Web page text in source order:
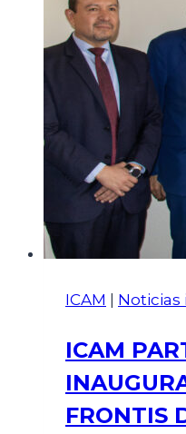
ICAM
ICAM
FRONTIS